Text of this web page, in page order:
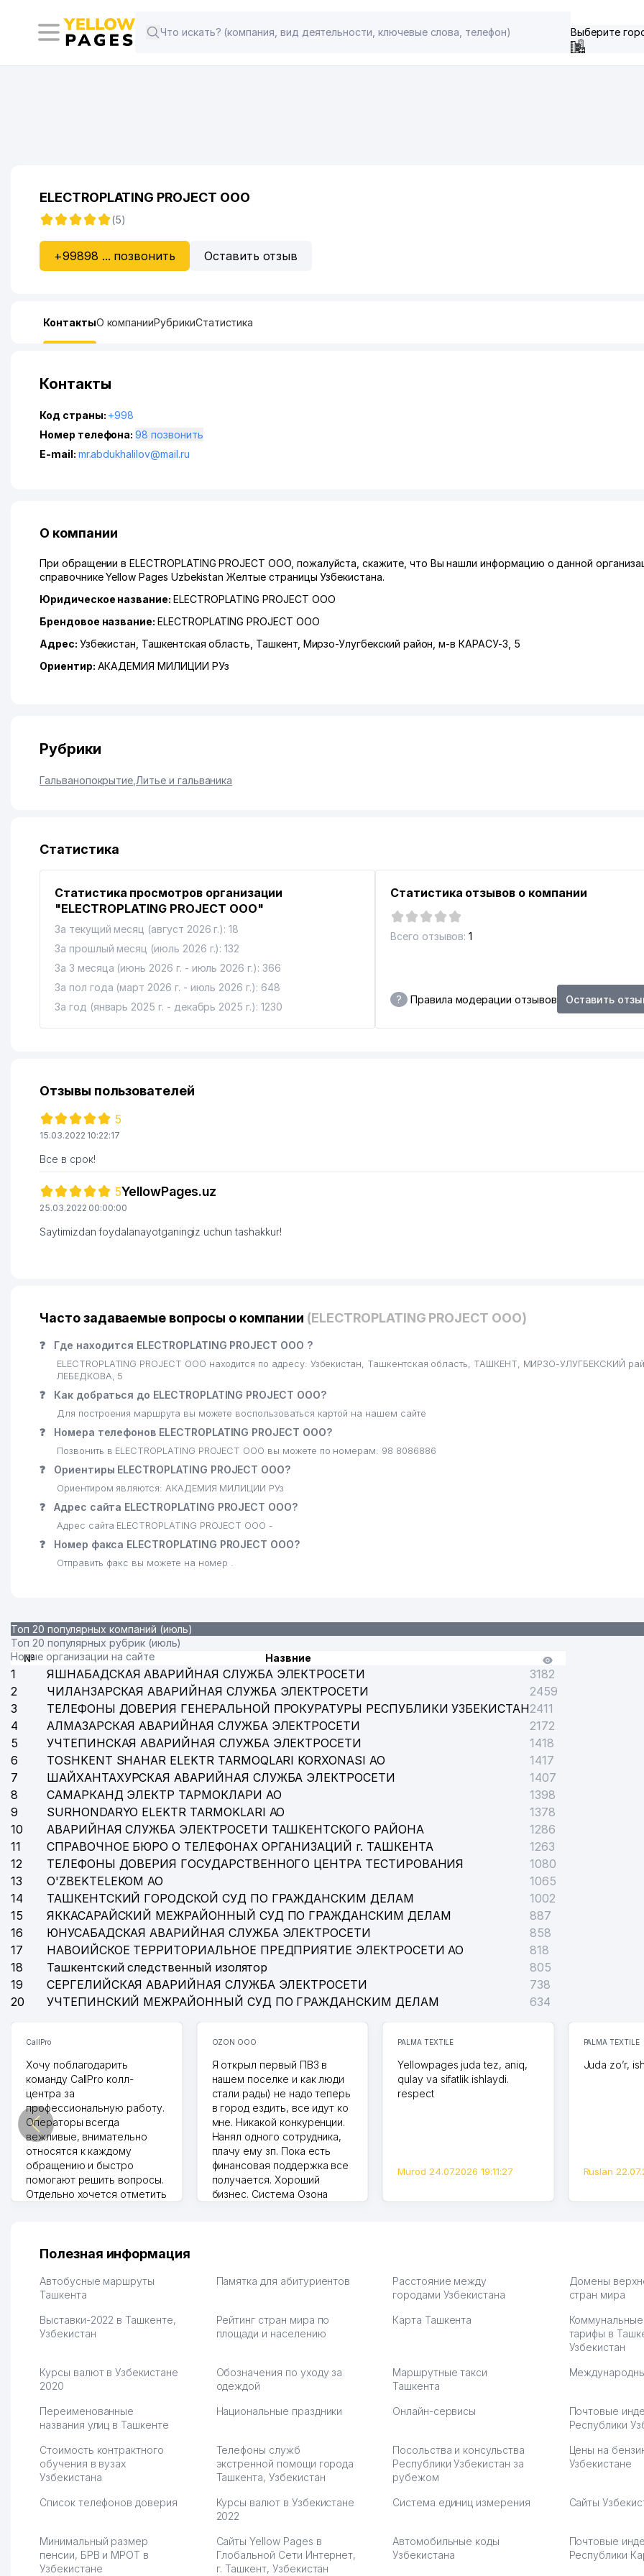
Выберите
ELECTROPLATING PROJECT ООО
(5)
+99898 ... позвонить Оставить отзыв
КонтактыО компанииРубрикиСтатистика
Контакты
Код страны: +998
Номер телефона:
98 позвонить
E-mail: mr.abdukhalilov@mail.ru
О компании
При обращении в ELECTROPLATING PROJECT ООО, пожалуйста, скажите, что Вы нашли информацию о данной
справочнике Yellow Pages Uzbekistan Желтые страницы Узбекистана.
Юридическое название: ELECTROPLATING PROJECT ООО
Брендовое название: ELECTROPLATING PROJECT ООО
Адрес: Узбекистан, Ташкентская область Ташкент, Мирзо-Улугбекский район ,м-в КАРАСУ-3 , 5
Ориентир: АКАДЕМИЯ МИЛИЦИИ РУз
Рубрики
Гальванопокрытие Литье и гальваника
Статистика
Статистика просмотров организации
"ELECTROPLATING PROJECT ООО"
За текущий месяц (август 2026 г.): 18
За прошлый месяц (июль 2026 г.): 132
За 3 месяца (июнь 2026 г. - июль 2026 г.): 366
За пол года (март 2026 г. - июль 2026 г.): 648
За год (январь 2025 г. - декабрь 2025 г.): 1230
Статистика отзывов о компании
Всего отзывов: 1
? Правила модерации отзывов Оставить
Отзывы пользователей
5
15.03.2022 10:22:17
Все в срок!
5YellowPages.uz
25.03.2022 00:00:00
Saytimizdan foydalanayotganingiz uchun tashakkur!
Часто задаваемые вопросы о компании (ELECTROPLATING PROJECT ООО)
❓ Где находится ELECTROPLATING PROJECT ООО ?
ELECTROPLATING PROJECT ООО находится по адресу: Узбекистан, Ташкентская область, ТАШКЕНТ, МИРЗО-УЛУГБЕКСКИЙ
ЛЕБЕДКОВА, 5
❓ Как добраться до ELECTROPLATING PROJECT ООО?
Для построения маршрута вы можете воспользоваться картой на нашем сайте
❓ Номера телефонов ELECTROPLATING PROJECT ООО?
Позвонить в ELECTROPLATING PROJECT ООО вы можете по номерам: 98 8086886
❓ Ориентиры ELECTROPLATING PROJECT ООО?
Ориентиром являются: АКАДЕМИЯ МИЛИЦИИ РУз
❓ Адрес сайта ELECTROPLATING PROJECT ООО?
Адрес сайта ELECTROPLATING PROJECT ООО -
❓ Номер факса ELECTROPLATING PROJECT ООО?
Отправить факс вы можете на номер .
Топ 20 популярных компаний (июль)
Топ 20 популярных рубрик (июль)
Новые организации на сайте
№ Назвние
1 ЯШНАБАДСКАЯ АВАРИЙНАЯ СЛУЖБА ЭЛЕКТРОСЕТИ
3182
2
ЧИЛАНЗАРСКАЯ АВАРИЙНАЯ СЛУЖБА ЭЛЕКТРОСЕТИ
2459
3
ТЕЛЕФОНЫ ДОВЕРИЯ ГЕНЕРАЛЬНОЙ ПРОКУРАТУРЫ РЕСПУБЛИКИ УЗБЕКИСТАН2411
4
АЛМАЗАРСКАЯ АВАРИЙНАЯ СЛУЖБА ЭЛЕКТРОСЕТИ
2172
5
УЧТЕПИНСКАЯ АВАРИЙНАЯ СЛУЖБА ЭЛЕКТРОСЕТИ
1418
6
TOSHKENT SHAHAR ELEKTR TARMOQLARI KORXONASI АО
1417
7
ШАЙХАНТАХУРСКАЯ АВАРИЙНАЯ СЛУЖБА ЭЛЕКТРОСЕТИ
1407
8
САМАРКАНД ЭЛЕКТР ТАРМОКЛАРИ АО
1398
9
SURHONDARYO ELEKTR TARMOKLARI АО
1378
10
АВАРИЙНАЯ СЛУЖБА ЭЛЕКТРОСЕТИ ТАШКЕНТСКОГО РАЙОНА
1286
11
СПРАВОЧНОЕ БЮРО О ТЕЛЕФОНАХ ОРГАНИЗАЦИЙ г. ТАШКЕНТА
1263
12
ТЕЛЕФОНЫ ДОВЕРИЯ ГОСУДАРСТВЕННОГО ЦЕНТРА ТЕСТИРОВАНИЯ
1080
13
O'ZBEKTELEKOM АО
1065
14
ТАШКЕНТСКИЙ ГОРОДСКОЙ СУД ПО ГРАЖДАНСКИМ ДЕЛАМ
1002
15
ЯККАСАРАЙСКИЙ МЕЖРАЙОННЫЙ СУД ПО ГРАЖДАНСКИМ ДЕЛАМ
887
16
ЮНУСАБАДСКАЯ АВАРИЙНАЯ СЛУЖБА ЭЛЕКТРОСЕТИ
858
17
НАВОИЙСКОЕ ТЕРРИТОРИАЛЬНОЕ ПРЕДПРИЯТИЕ ЭЛЕКТРОСЕТИ АО
818
18
Ташкентский следственный изолятор
805
19
СЕРГЕЛИЙСКАЯ АВАРИЙНАЯ СЛУЖБА ЭЛЕКТРОСЕТИ
738
20
УЧТЕПИНСКИЙ МЕЖРАЙОННЫЙ СУД ПО ГРАЖДАНСКИМ ДЕЛАМ 634
CallPro
Хочу поблагодарить
команду CallPro колл-
центра за
профессиональную работу.
Операторы всегда
вежливые, внимательно
относятся к каждому
обращению и быстро
помогают решить вопросы.
Отдельно хочется отметить
их работе значительно
обслуживания клиентов.
Рекомендую этот колл-
партнера для бизнеса.
Vip Brand 31.07.2026 11:43:39
OZON ООО
Я открыл первый ПВЗ в
нашем поселке и как люди
стали рады) не надо теперь
в город ездить, все идут ко
мне. Никакой конкуренции.
Нанял одного сотрудника,
плачу ему зп. Пока есть
финансовая поддержка все
получается. Хороший
бизнес. Система Озона
тут у нас уже есть ПВЗ.
Марат 27.07.2026 08:00:37
PALMA TEXTILE
Yellowpages juda tez, aniq,
qulay va sifatlik ishlaydi.
respect
Murod 24.07.2026 19:11:27
PALMA TEXTILE
Juda zo’r,
Ruslan
Полезная информация
Автобусные маршруты
Ташкента
Памятка для абитуриентов
Расстояние между
городами Узбекистана
Домены
стран мира
Выставки-2022 в Ташкенте,
Узбекистан
Рейтинг стран мира по
площади и населению
Карта Ташкента
тарифы в
Узбекистан
Курсы валют в Узбекистане
2020
Обозначения по уходу за
одеждой
Маршрутные такси
Ташкента
Переименованные
названия улиц в Ташкенте
Национальные праздники Онлайн-сервисы
Почтовые
Республики
Стоимость контрактного
обучения в вузах
Узбекистана
Телефоны служб
экстренной помощи города
Ташкента, Узбекистан
Посольства и консульства
Республики Узбекистан за
рубежом
Цены на
Узбекистане
Список телефонов доверия
Курсы валют в Узбекистане
2022
Система единиц измерения Сайты
Минимальный размер
пенсии, БРВ и МРОТ в
Узбекистане
Сайты Yellow Pages в
Глобальной Сети Интернет,
г. Ташкент, Узбекистан
Автомобильные коды
Узбекистана
Почтовые
Республики